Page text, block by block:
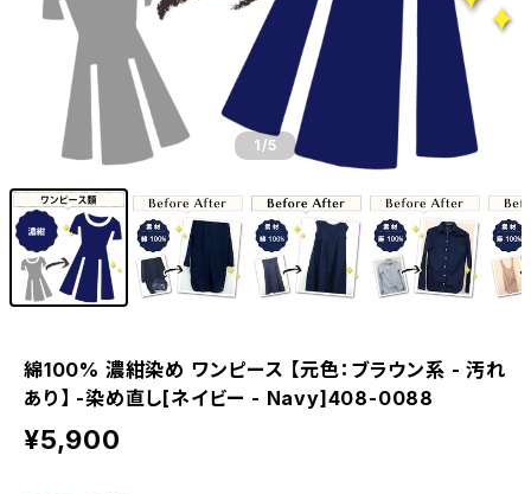
1 /5
綿100% 濃紺染め ワンピース 【元色：ブラウン系 - 汚れ
あり】 -染め直し[ネイビー - Navy]408-0088
¥5,900